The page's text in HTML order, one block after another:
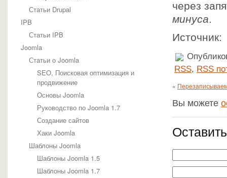
Интеграция phpBB с другими системами
Установка и обслуживание phpBB
Стили Трушкина
WordPress
Документация Wordpress
Статьи Wordpress
Темы wordpress
IT и электроника
Дизайн
Кино
Общие
Спорт
Полезные статьи
HTML-верстка
MySQL
Продвижение сайтов
Статьи Drupal
IPB
Статьи IPB
Joomla
Статьи о Joomla
SEO, Поисковая оптимизация и
продвижение
Основы Joomla
Руководство по Joomla 1.7
Создание сайтов
Хаки Joomla
Шаблоны Joomla
Шаблоны Joomla 1.5
Шаблоны Joomla 1.7
через
минуса.
RSS, RSS
«
Вы можете